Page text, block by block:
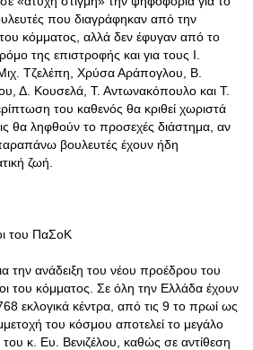
που διαγράφηκαν από την
κόμματος, αλλά δεν έφυγαν από το
της επιστροφής και για τους Ι.
Τζελέπη, Χρύσα Αράπογλου, Β.
Δ. Κουσελά, Τ. Αντωνακόπουλο και Τ.
του καθενός θα κριθεί χωριστά
θα ληφθούν το προσεχές διάστημα, αν
βουλευτές έχουν ήδη
ζωή.
του ΠαΣοΚ
την ανάδειξη του νέου προέδρου του
του κόμματος. Σε όλη την Ελλάδα έχουν
εκλογικά κέντρα, από τις 9 το πρωί ως
του κόσμου αποτελεί το μεγάλο
του κ. Ευ. Βενιζέλου, καθώς σε αντίθεση